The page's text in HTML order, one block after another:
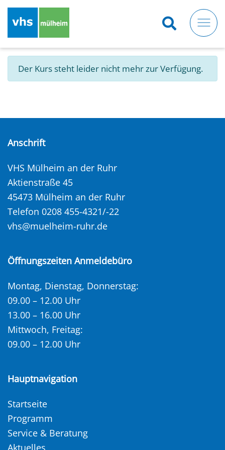
Der Kurs steht leider nicht mehr zur Verfügung.
Anschrift
VHS Mülheim an der Ruhr
Aktienstraße 45
45473 Mülheim an der Ruhr
Telefon 0208 455-4321/-22
vhs@muelheim-ruhr.de
Öffnungszeiten Anmeldebüro
Montag, Dienstag, Donnerstag:
09.00 – 12.00 Uhr
13.00 – 16.00 Uhr
Mittwoch, Freitag:
09.00 – 12.00 Uhr
Hauptnavigation
Startseite
Programm
Service & Beratung
Aktuelles